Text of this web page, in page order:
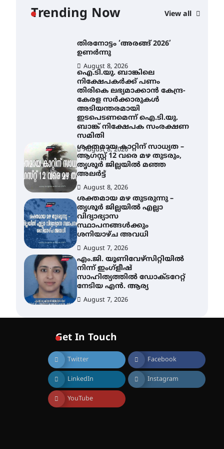
Trending Now View all
August 9, 2026
തിരനോട്ടം ‘അരങ്ങ് 2026’
ഉണർന്നു
August 8, 2026
ഐ.ടി.യു. ബാങ്കിലെ
നിക്ഷേപകർക്ക് പണം
തിരികെ ലഭ്യമാക്കാൻ കേന്ദ്ര-
കേരള സർക്കാരുകൾ
അടിയന്തരമായി
ഇടപെടണമെന്ന് ഐ.ടി.യു.
ബാങ്ക് നിക്ഷേപക സംരക്ഷണ
സമിതി
August 8, 2026
ശക്തമായ കാറ്റിന് സാധ്യത –
ആഗസ്റ്റ് 12 വരെ മഴ തുടരും,
തൃശൂർ ജില്ലയിൽ മഞ്ഞ
അലർട്ട്
August 8, 2026
ശക്തമായ മഴ തുടരുന്നു –
തൃശൂർ ജില്ലയിൽ എല്ലാ
വിദ്യാഭ്യാസ
സ്ഥാപനങ്ങൾക്കും
ശനിയാഴ്ച അവധി
August 7, 2026
എം.ജി. യൂണിവേഴ്‌സിറ്റിയിൽ
നിന്ന് ഇംഗ്ളീഷ്
സാഹിത്യത്തിൽ ഡോക്ടറേറ്റ്
നേടിയ എൻ. ആര്യ
August 7, 2026
ഇരിങ്ങാലക്കുട – ഗുരുവായൂർ
യാഥാർത്ഥ്യമാകുന്നു
August 9, 2026
തിരനോട്ടം ‘അരങ്ങ് 2026’
ഉണർന്നു
August 8, 2026
ഐ.ടി.യു. ബാങ്കിലെ
Get In Touch
Twitter Facebook
LinkedIn Instagram
YouTube